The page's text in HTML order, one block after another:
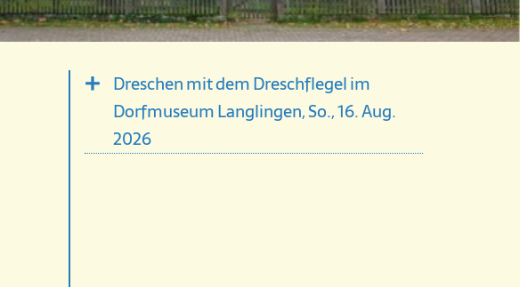
Dreschen mit dem Dreschflegel im
Dorfmuseum Langlingen, So., 16. Aug.
2026